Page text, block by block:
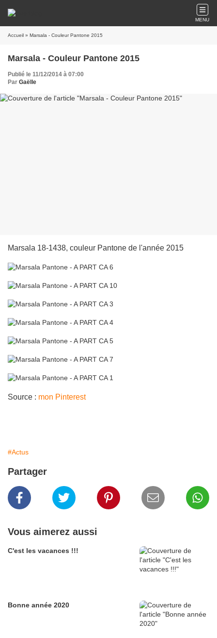
MENU
Accueil » Marsala - Couleur Pantone 2015
Marsala - Couleur Pantone 2015
Publié le 11/12/2014 à 07:00
Par Gaëlle
Marsala 18-1438, couleur Pantone de l'année 2015
Source : mon Pinterest
#Actus
Partager
Vous aimerez aussi
C'est les vacances !!!
Bonne année 2020